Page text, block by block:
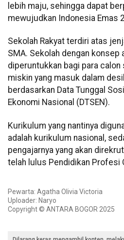
lebih maju, sehingga dapat
mewujudkan Indonesia Emas
Sekolah Rakyat terdiri atas
SMA. Sekolah dengan konsep
diperuntukkan bagi para
miskin yang masuk dalam
berdasarkan Data Tunggal
Ekonomi Nasional (DTSEN).
Kurikulum yang nantinya
adalah kurikulum nasional,
pengajarnya yang akan
telah lulus Pendidikan Profesi
Pewarta: Agatha Olivia Victoria
Uploader: Naryo
Copyright © ANTARA BOGOR 2025